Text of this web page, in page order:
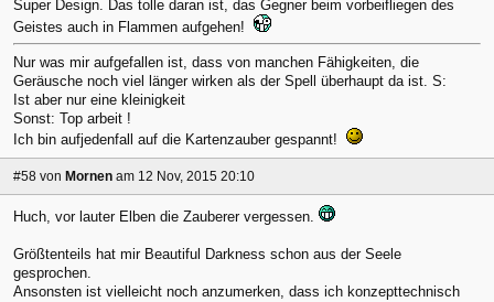
Super Design. Das tolle daran ist, das Gegner beim vorbeifliegen des
Geistes auch in Flammen aufgehen!
Nur was mir aufgefallen ist, dass von manchen Fähigkeiten, die
Geräusche noch viel länger wirken als der Spell überhaupt da ist. S:
Ist aber nur eine kleinigkeit
Sonst: Top arbeit !
Ich bin aufjedenfall auf die Kartenzauber gespannt!
#58 von Mornen am 12 Nov, 2015 20:10
Huch, vor lauter Elben die Zauberer vergessen.
Größtenteils hat mir Beautiful Darkness schon aus der Seele
gesprochen.
Ansonsten ist vielleicht noch anzumerken, dass ich konzepttechnisch